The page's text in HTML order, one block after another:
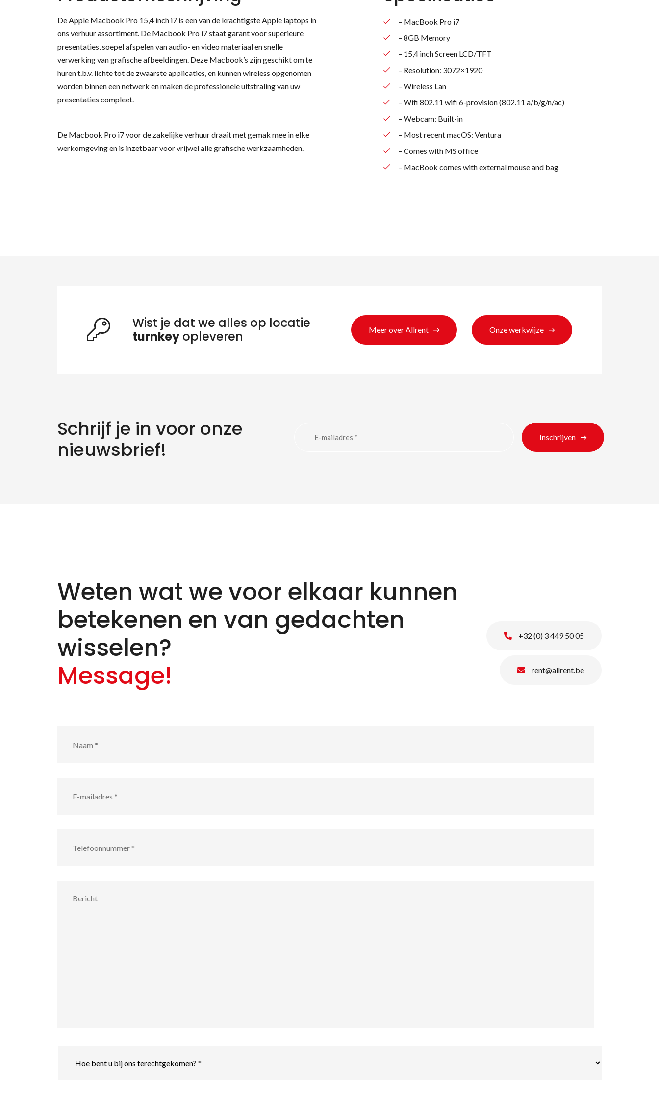
De Apple Macbook Pro 15,4 inch i7 is een van de krachtigste Apple laptops in
ons verhuur assortiment. De Macbook Pro i7 staat garant voor superieure
presentaties, soepel afspelen van audio- en video materiaal en snelle
verwerking van grafische afbeeldingen. Deze Macbook’s zijn geschikt om te
huren t.b.v. lichte tot de zwaarste applicaties, en kunnen wireless opgenomen
worden binnen een netwerk en maken de professionele uitstraling van uw
presentaties compleet.
De Macbook Pro i7 voor de zakelijke verhuur draait met gemak mee in elke
werkomgeving en is inzetbaar voor vrijwel alle grafische werkzaamheden.
– MacBook Pro i7
– 8GB Memory
– 15,4 inch Screen LCD/TFT
– Resolution: 3072×1920
– Wireless Lan
– Wifi 802.11 wifi 6-provision (802.11 a/b/g/n/ac)
– Webcam: Built-in
– Most recent macOS: Ventura
– Comes with MS office
– MacBook comes with external mouse and bag
Wist je dat we alles op locatie
turnkey opleveren Meer over Allrent Onze werkwijze
Schrijf je in voor onze
nieuwsbrief!
Inschrijven
Weten wat we voor elkaar kunnen
betekenen en van gedachten
wisselen?
Message!
+32 (0) 3 449 50 05
rent@allrent.be
Zoeken naar producten